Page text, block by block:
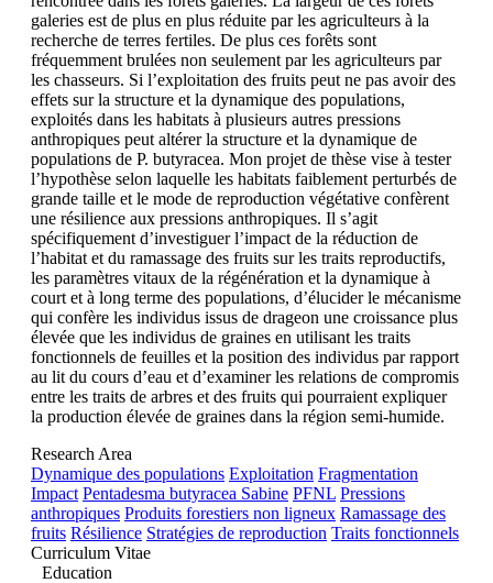
galeries est de plus en plus réduite par les agriculteurs à la
recherche de terres fertiles. De plus ces forêts sont
fréquemment brulées non seulement par les agriculteurs par
les chasseurs. Si l’exploitation des fruits peut ne pas avoir des
effets sur la structure et la dynamique des populations,
exploités dans les habitats à plusieurs autres pressions
anthropiques peut altérer la structure et la dynamique de
populations de P. butyracea. Mon projet de thèse vise à tester
l’hypothèse selon laquelle les habitats faiblement perturbés de
grande taille et le mode de reproduction végétative confèrent
une résilience aux pressions anthropiques. Il s’agit
spécifiquement d’investiguer l’impact de la réduction de
l’habitat et du ramassage des fruits sur les traits reproductifs,
les paramètres vitaux de la régénération et la dynamique à
court et à long terme des populations, d’élucider le mécanisme
qui confère les individus issus de drageon une croissance plus
élevée que les individus de graines en utilisant les traits
fonctionnels de feuilles et la position des individus par rapport
au lit du cours d’eau et d’examiner les relations de compromis
entre les traits de arbres et des fruits qui pourraient expliquer
la production élevée de graines dans la région semi-humide.
Research Area
Dynamique des populations Exploitation Fragmentation
Impact Pentadesma butyracea Sabine PFNL Pressions
anthropiques Produits forestiers non ligneux Ramassage des
fruits Résilience Stratégies de reproduction Traits fonctionnels
Curriculum Vitae
Education